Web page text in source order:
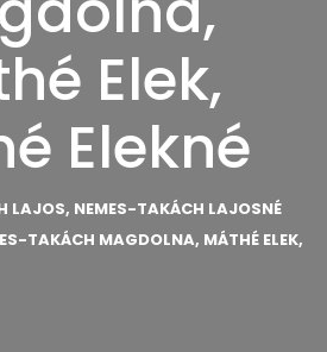
Elek,
Elekné
LAJOS, NEMES-TAKÁCH LAJOSNÉ
TAKÁCH MAGDOLNA, MÁTHÉ ELEK,